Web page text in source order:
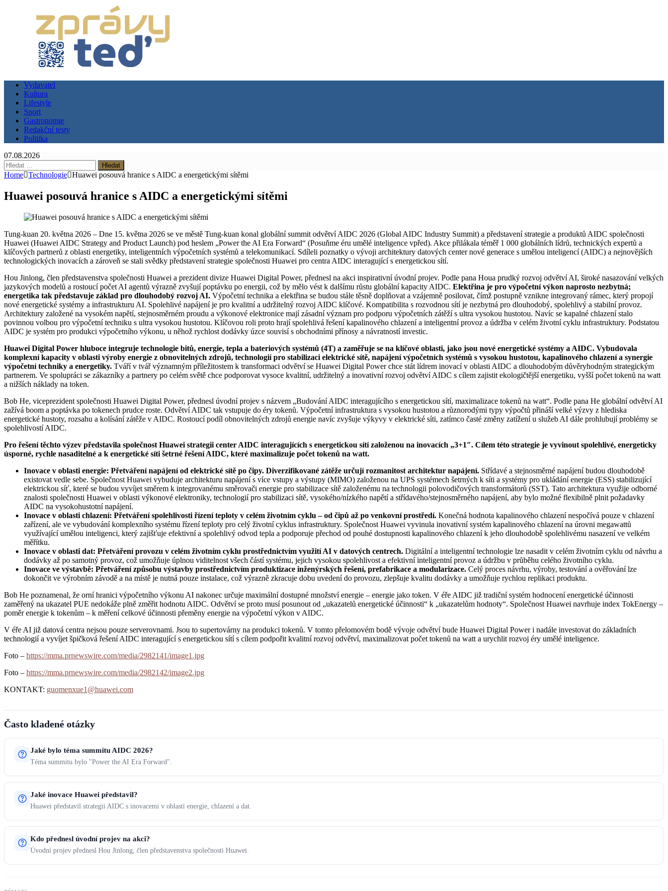
Vydavatel
Kultura
Lifestyle
Sport
Gastronomie
Redakční testy
Politika
07.08.2026
Vyhledávání
Home Technologie Huawei posouvá hranice s AIDC a energetickými sítěmi
Huawei posouvá hranice s AIDC a energetickými sítěmi
Tung-kuan 20. května 2026 – Dne 15. května 2026 se ve městě Tung-kuan konal globální summit odvětví AIDC 2026 (Global AIDC Industry Summit) a představení strategie a produktů AIDC společnosti
Huawei (Huawei AIDC Strategy and Product Launch) pod heslem „Power the AI Era Forward“ (Posuňme éru umělé inteligence vpřed). Akce přilákala téměř 1 000 globálních lídrů, technických expertů a
klíčových partnerů z oblasti energetiky, inteligentních výpočetních systémů a telekomunikací. Sdíleli poznatky o vývoji architektury datových center nové generace s umělou inteligencí (AIDC) a nejnovějších
technologických inovacích a zároveň se stali svědky představení strategie společnosti Huawei pro centra AIDC interagující s energetickou sítí.
Hou Jinlong, člen představenstva společnosti Huawei a prezident divize Huawei Digital Power, přednesl na akci inspirativní úvodní projev. Podle pana Houa prudký rozvoj odvětví AI, široké nasazování velkých
jazykových modelů a rostoucí počet AI agentů výrazně zvyšují poptávku po energii, což by mělo vést k dalšímu růstu globální kapacity AIDC. Elektřina je pro výpočetní výkon naprosto nezbytná;
energetika tak představuje základ pro dlouhodobý rozvoj AI. Výpočetní technika a elektřina se budou stále těsně doplňovat a vzájemně posilovat, čímž postupně vznikne integrovaný rámec, který propojí
nové energetické systémy a infrastrukturu AI. Spolehlivé napájení je pro kvalitní a udržitelný rozvoj AIDC klíčové. Kompatibilita s rozvodnou sítí je nezbytná pro dlouhodobý, spolehlivý a stabilní provoz.
Architektury založené na vysokém napětí, stejnosměrném proudu a výkonové elektronice mají zásadní význam pro podporu výpočetních zátěží s ultra vysokou hustotou. Navíc se kapalné chlazení stalo
povinnou volbou pro výpočetní techniku s ultra vysokou hustotou. Klíčovou roli proto hrají spolehlivá řešení kapalinového chlazení a inteligentní provoz a údržba v celém životní cyklu infrastruktury. Podstatou
AIDC je systém pro produkci výpočetního výkonu, u něhož rychlost dodávky úzce souvisí s obchodními přínosy a návratností investic.
Huawei Digital Power hluboce integruje technologie bitů, energie, tepla a bateriových systémů (4T) a zaměřuje se na klíčové oblasti, jako jsou nové energetické systémy a AIDC. Vybudovala
komplexní kapacity v oblasti výroby energie z obnovitelných zdrojů, technologií pro stabilizaci elektrické sítě, napájení výpočetních systémů s vysokou hustotou, kapalinového chlazení a synergie
výpočetní techniky a energetiky. Tváří v tvář významným příležitostem k transformaci odvětví se Huawei Digital Power chce stát lídrem inovací v oblasti AIDC a dlouhodobým důvěryhodným strategickým
partnerem. Ve spolupráci se zákazníky a partnery po celém světě chce podporovat vysoce kvalitní, udržitelný a inovativní rozvoj odvětví AIDC s cílem zajistit ekologičtější energetiku, vyšší počet tokenů na watt
a nižších náklady na token.
Bob He, viceprezident společnosti Huawei Digital Power, přednesl úvodní projev s názvem „Budování AIDC interagujícího s energetickou sítí, maximalizace tokenů na watt“. Podle pana He globální odvětví AI
zažívá boom a poptávka po tokenech prudce roste. Odvětví AIDC tak vstupuje do éry tokenů. Výpočetní infrastruktura s vysokou hustotou a různorodými typy výpočtů přináší velké výzvy z hlediska
energetické hustoty, rozsahu a kolísání zátěže v AIDC. Rostoucí podíl obnovitelných zdrojů energie navíc zvyšuje výkyvy v elektrické síti, zatímco časté změny zatížení u služeb AI dále prohlubují problémy se
spolehlivostí AIDC.
Pro řešení těchto výzev představila společnost Huawei strategii center AIDC interagujících s energetickou sítí založenou na inovacích „3+1″. Cílem této strategie je vyvinout spolehlivé, energeticky
úsporné, rychle nasaditelné a k energetické síti šetrné řešení AIDC, které maximalizuje počet tokenů na watt.
Inovace v oblasti energie: Přetváření napájení od elektrické sítě po čipy. Diverzifikované zátěže určují rozmanitost architektur napájení. Střídavé a stejnosměrné napájení budou dlouhodobě
existovat vedle sebe. Společnost Huawei vybuduje architekturu napájení s více vstupy a výstupy (MIMO) založenou na UPS systémech šetrných k síti a systémy pro ukládání energie (ESS) stabilizující
elektrickou síť, které se budou vyvíjet směrem k integrovanému směrovači energie pro stabilizace sítě založenému na technologii polovodičových transformátorů (SST). Tato architektura využije odborné
znalosti společnosti Huawei v oblasti výkonové elektroniky, technologií pro stabilizaci sítě, vysokého/nízkého napětí a střídavého/stejnosměrného napájení, aby bylo možné flexibilně plnit požadavky
AIDC na vysokohustotní napájení.
Inovace v oblasti chlazení: Přetváření spolehlivosti řízení teploty v celém životním cyklu – od čipů až po venkovní prostředí. Konečná hodnota kapalinového chlazení nespočívá pouze v chlazení
zařízení, ale ve vybudování komplexního systému řízení teploty pro celý životní cyklus infrastruktury. Společnost Huawei vyvinula inovativní systém kapalinového chlazení na úrovni megawattů
využívající umělou inteligenci, který zajišťuje efektivní a spolehlivý odvod tepla a podporuje přechod od pouhé dostupnosti kapalinového chlazení k jeho dlouhodobě spolehlivému nasazení ve velkém
měřítku.
Inovace v oblasti dat: Přetváření provozu v celém životním cyklu prostřednictvím využití AI v datových centrech. Digitální a inteligentní technologie lze nasadit v celém životním cyklu od návrhu a
dodávky až po samotný provoz, což umožňuje úplnou viditelnost všech částí systému, jejich vysokou spolehlivost a efektivní inteligentní provoz a údržbu v průběhu celého životního cyklu.
Inovace ve výstavbě: Přetváření způsobu výstavby prostřednictvím produktizace inženýrských řešení, prefabrikace a modularizace. Celý proces návrhu, výroby, testování a ověřování lze
dokončit ve výrobním závodě a na místě je nutná pouze instalace, což výrazně zkracuje dobu uvedení do provozu, zlepšuje kvalitu dodávky a umožňuje rychlou replikaci produktu.
Bob He poznamenal, že orní hranici výpočetního výkonu AI nakonec určuje maximální dostupné množství energie – energie jako token. V éře AIDC již tradiční systém hodnocení energetické účinnosti
zaměřený na ukazatel PUE nedokáže plně změřit hodnotu AIDC. Odvětví se proto musí posunout od „ukazatelů energetické účinnosti“ k „ukazatelům hodnoty“. Společnost Huawei navrhuje index TokEnergy –
poměr energie k tokenům – k měření celkové účinnosti přeměny energie na výpočetní výkon v AIDC.
V éře AI již datová centra nejsou pouze serverovnami. Jsou to supertovárny na produkci tokenů. V tomto přelomovém bodě vývoje odvětví bude Huawei Digital Power i nadále investovat do základních
technologií a vyvíjet špičková řešení AIDC interagující s energetickou sítí s cílem podpořit kvalitní rozvoj odvětví, maximalizovat počet tokenů na watt a urychlit rozvoj éry umělé inteligence.
Foto – https://mma.prnewswire.com/media/2982141/image1.jpg
Foto – https://mma.prnewswire.com/media/2982142/image2.jpg
KONTAKT: guomenxue1@huawei.com
Často kladené otázky
Jaké bylo téma summitu AIDC 2026?
Téma summitu bylo "Power the AI Era Forward".
Jaké inovace Huawei představil?
Huawei představil strategii AIDC s inovacemi v oblasti energie, chlazení a dat.
Kdo přednesl úvodní projev na akci?
Úvodní projev přednesl Hou Jinlong, člen představenstva společnosti Huawei.